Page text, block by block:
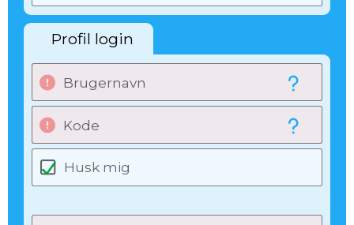
Profil login
Brugernavn
Kode
Husk mig